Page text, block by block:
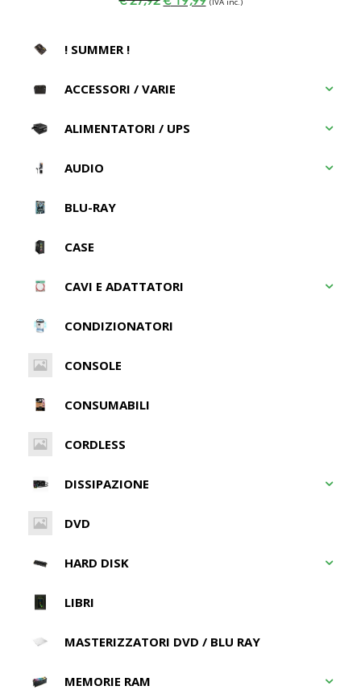
prezzo prezzo
(IVA inc.)
! SUMMER !
ACCESSORI / VARIE
ALIMENTATORI / UPS
AUDIO
BLU-RAY
CASE
CAVI E ADATTATORI
CONDIZIONATORI
CONSOLE
CONSUMABILI
CORDLESS
DISSIPAZIONE
DVD
HARD DISK
LIBRI
MASTERIZZATORI DVD / BLU RAY
MEMORIE RAM